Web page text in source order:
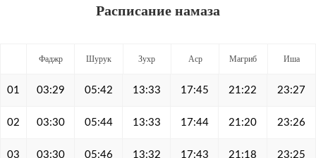
Расписание намаза
Фаджр Шурук Зухр Аср Магриб Иша
01 03:29 05:42 13:33 17:45 21:22 23:27
02 03:30 05:44 13:33 17:44 21:20 23:26
03 03:30 05:46 13:32 17:43 21:18 23:25